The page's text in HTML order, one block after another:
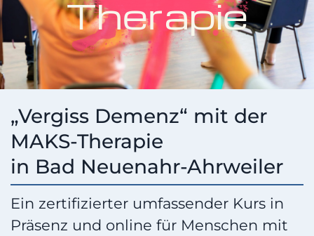
Therapie
„Vergiss Demenz“ mit der
MAKS-Therapie
in Bad Neuenahr-Ahrweiler
Ein zertifizierter umfassender Kurs in
Präsenz und online für Menschen mit